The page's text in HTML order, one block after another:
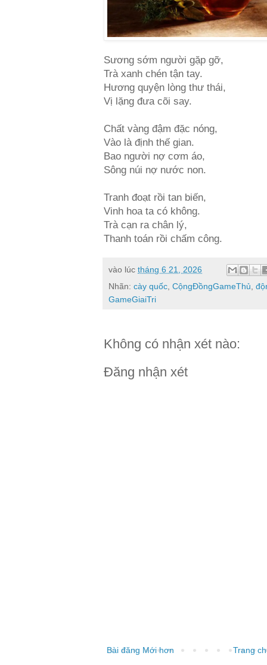
Sương sớm người gặp gỡ,
Trà xanh chén tận tay.
Hương quyện lòng thư thái,
Vị lặng đưa cõi say.
Chất vàng đậm đặc nóng,
Vào là định thế gian.
Bao người nợ cơm áo,
Sông núi nợ nước non.
Tranh đoạt rồi tan biến,
Vinh hoa ta có không.
Trà cạn ra chân lý,
Thanh toán rồi chấm công.
vào lúc tháng 6 21, 2026
Nhãn: cày quốc, CộngĐồngGameThủ,
GameGiaiTri
Không có nhận xét nào:
Đăng nhận xét
Bài đăng Mới hơn Trang